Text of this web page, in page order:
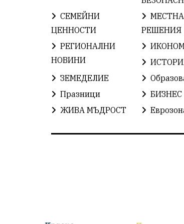
СЕМЕЙНИ
ЦЕННОСТИ
РЕШЕНИЯ
РЕГИОНАЛНИ
НОВИНИ
ЗЕМЕДЕЛИЕ
Празници
БИЗНЕС
ЖИВА МЪДРОСТ